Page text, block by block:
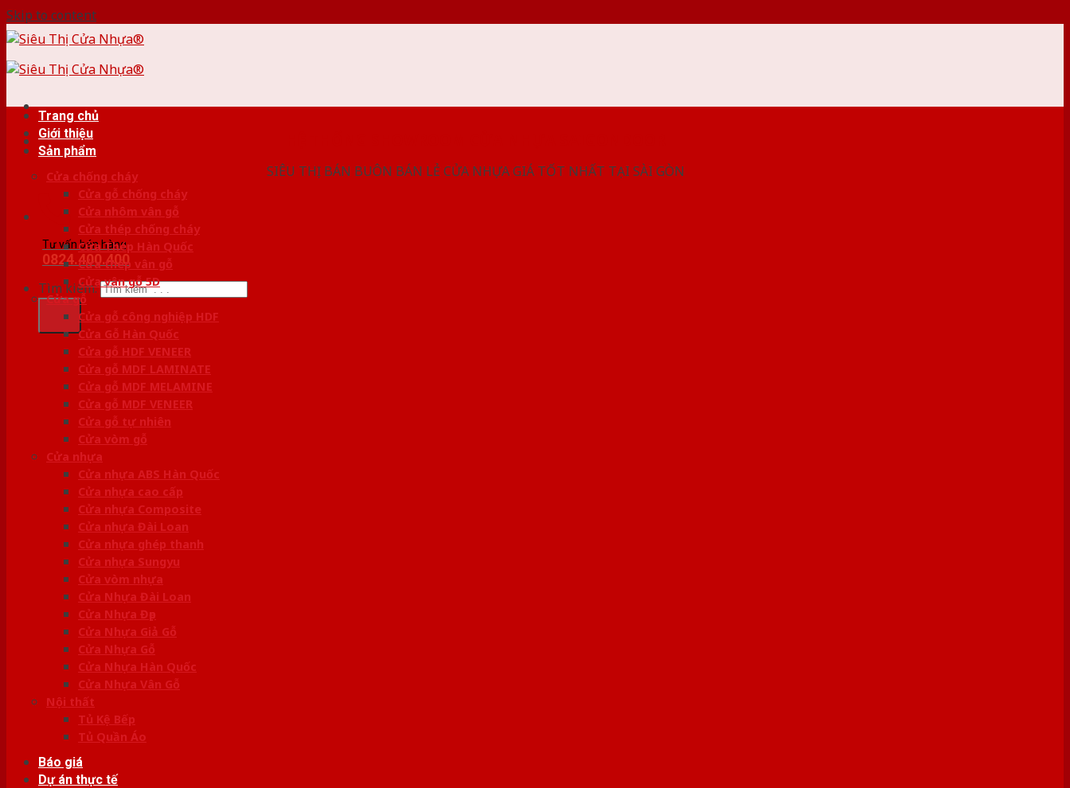
Skip to content
SIÊU THỊ BÁN BUÔN BÁN LẺ CỬA NHỰA GIÁ TỐT NHẤT TẠI SÀI GÒN
Tư vấn bán hàng
0824.400.400
Tìm kiếm:
Trang chủ
Giới thiệu
Sản phẩm
Cửa chống cháy
Cửa gỗ chống cháy
Cửa nhôm vân gỗ
Cửa thép chống cháy
Cửa Thép Hàn Quốc
Cửa thép vân gỗ
Cửa vân gỗ 5D
Cửa gỗ
Cửa gỗ công nghiệp HDF
Cửa Gỗ Hàn Quốc
Cửa gỗ HDF VENEER
Cửa gỗ MDF LAMINATE
Cửa gỗ MDF MELAMINE
Cửa gỗ MDF VENEER
Cửa gỗ tự nhiên
Cửa vòm gỗ
Cửa nhựa
Cửa nhựa ABS Hàn Quốc
Cửa nhựa cao cấp
Cửa nhựa Composite
Cửa nhựa Đài Loan
Cửa nhựa ghép thanh
Cửa nhựa Sungyu
Cửa vòm nhựa
Cửa Nhựa Đài Loan
Cửa Nhựa Đẹp
Cửa Nhựa Giả Gỗ
Cửa Nhựa Gỗ
Cửa Nhựa Hàn Quốc
Cửa Nhựa Vân Gỗ
Nội thất
Tủ Kệ Bếp
Tủ Quần Áo
Báo giá
Dự án thực tế